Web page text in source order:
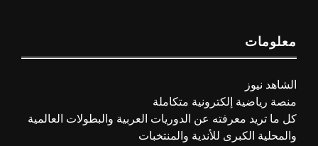
معلومات
الشاهد نيوز
منصة رياضية إلكترونية متكاملة
كل ما تريد معرفته عن الدوريات العربية والبطولات العالمية
والمحلية الكبرى للأندية والمنتخبات